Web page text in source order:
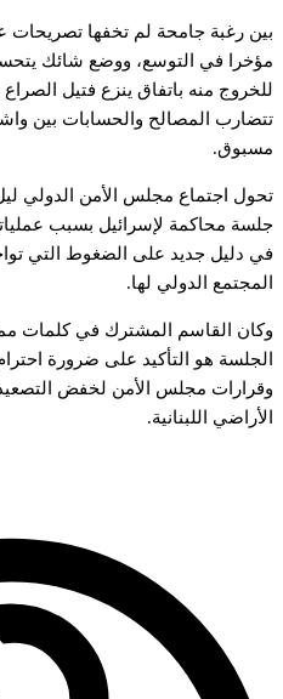
بين رغبة جامحة لم تخفها تصريحات
مؤخرا
في التوسع، ووضع شائك
للخروج منه باتفاق ينزع فتيل الصراع
تتضارب المصالح والحسابات بين
مسبوق.
تحول اجتماع مجلس الأمن الدولي ليل
جلسة محاكمة لإسرائيل بسبب
في دليل جديد على الضغوط التي
المجتمع الدولي لها.
وكان القاسم المشترك في كلمات
الجلسة هو التأكيد على ضرورة احترام
وقرارات مجلس الأمن لخفض التصعيد،
الأراضي اللبنانية.